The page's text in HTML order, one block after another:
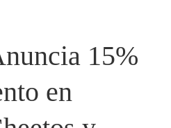
15%
en